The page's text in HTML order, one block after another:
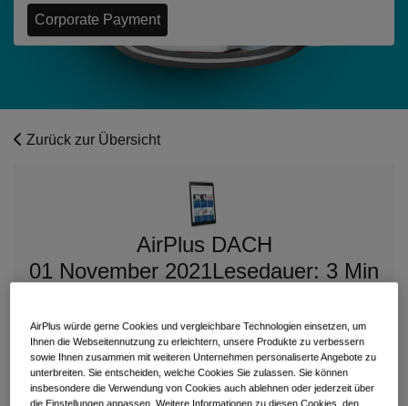
Corporate Payment
Zurück zur Übersicht
AirPlus DACH
01 November 2021Lesedauer: 3 Min
AirPlus würde gerne Cookies und vergleichbare Technologien einsetzen, um
Ihnen die Webseitennutzung zu erleichtern, unsere Produkte zu verbessern
sowie Ihnen zusammen mit weiteren Unternehmen personaliserte Angebote zu
unterbreiten. Sie entscheiden, welche Cookies Sie zulassen. Sie können
insbesondere die Verwendung von Cookies auch ablehnen oder jederzeit über
die Einstellungen anpassen. Weitere Informationen zu diesen Cookies, den